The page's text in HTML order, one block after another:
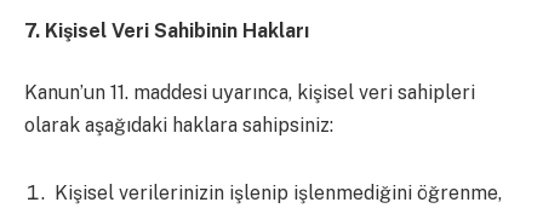
7. Kişisel Veri Sahibinin Hakları
Kanun’un 11. maddesi uyarınca, kişisel veri sahipleri
olarak aşağıdaki haklara sahipsiniz:
Kişisel verilerinizin işlenip işlenmediğini öğrenme,